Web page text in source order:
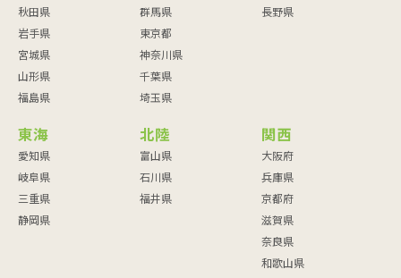
秋田県
岩手県
宮城県
山形県
福島県
群馬県
東京都
神奈川県
千葉県
埼玉県
長野県
東海
愛知県
岐阜県
三重県
静岡県
北陸
富山県
石川県
福井県
関西
大阪府
兵庫県
京都府
滋賀県
奈良県
和歌山県